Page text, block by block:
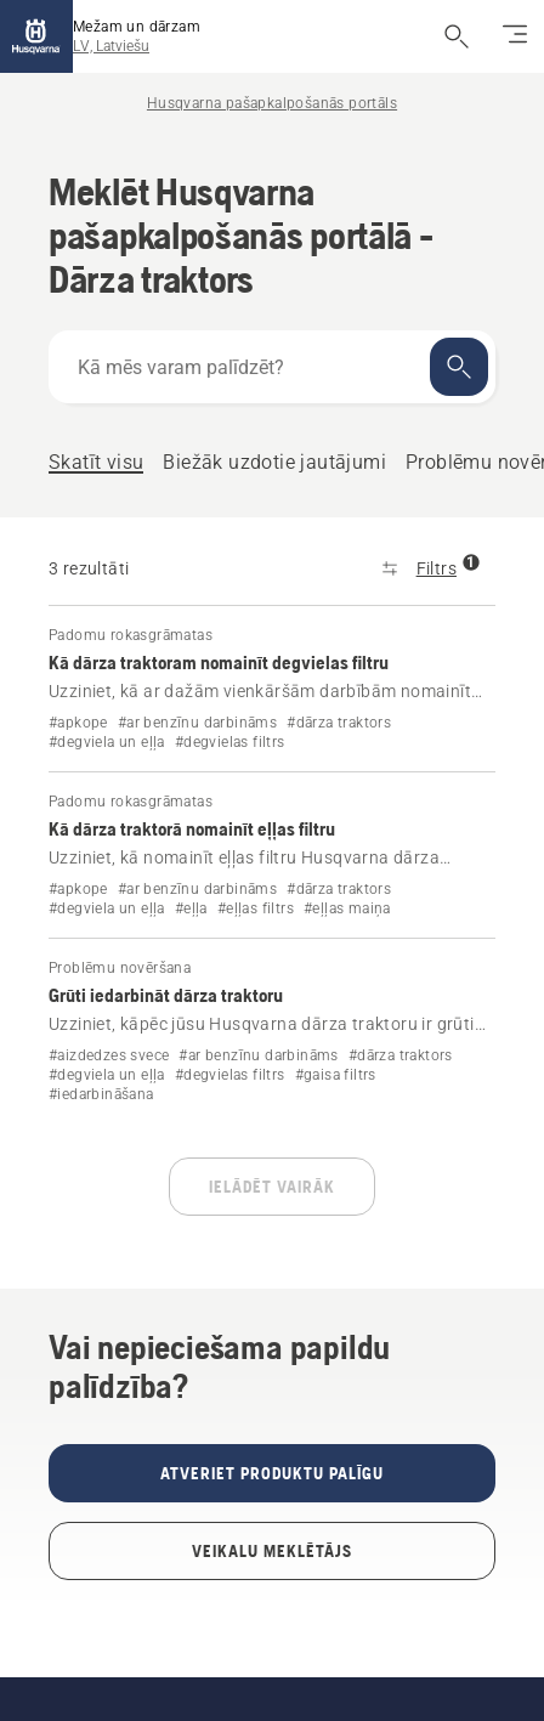
Mežam un dārzam
LV, Latviešu
Husqvarna pašapkalpošanās portāls
Meklēt Husqvarna
pašapkalpošanās portālā -
Dārza traktors
mēs
Skatīt visu
Biežāk uzdotie jautājumi Problēmu
3 rezultāti Filtrs 1
Padomu rokasgrāmatas
Kā dārza traktoram nomainīt degvielas filtru
Uzziniet, kā ar dažām vienkāršām darbībām nomainīt
degvielas filtru Husqvarna dārza traktorā.
#apkope #ar benzīnu darbināms #dārza traktors
#degviela un eļļa
#degvielas filtrs
Padomu rokasgrāmatas
Kā dārza traktorā nomainīt eļļas filtru
Uzziniet, kā nomainīt eļļas filtru Husqvarna dārza
traktorā, veicot zemāk minētās darbības.
#apkope #ar benzīnu darbināms #dārza traktors
#degviela un eļļa
#eļļa #eļļas filtrs #eļļas maiņa
Problēmu novēršana
Grūti iedarbināt dārza traktoru
Uzziniet, kāpēc jūsu Husqvarna dārza traktoru ir grūti
iedarbināt un kā novērst šo problēmu.
#aizdedzes svece #ar benzīnu darbināms
#dārza traktors
#degviela un eļļa
#degvielas filtrs
#gaisa filtrs
#iedarbināšana
IELĀDĒT VAIRĀK
Vai nepieciešama papildu
palīdzība?
ATVERIET PRODUKTU PALĪGU
VEIKALU MEKLĒTĀJS